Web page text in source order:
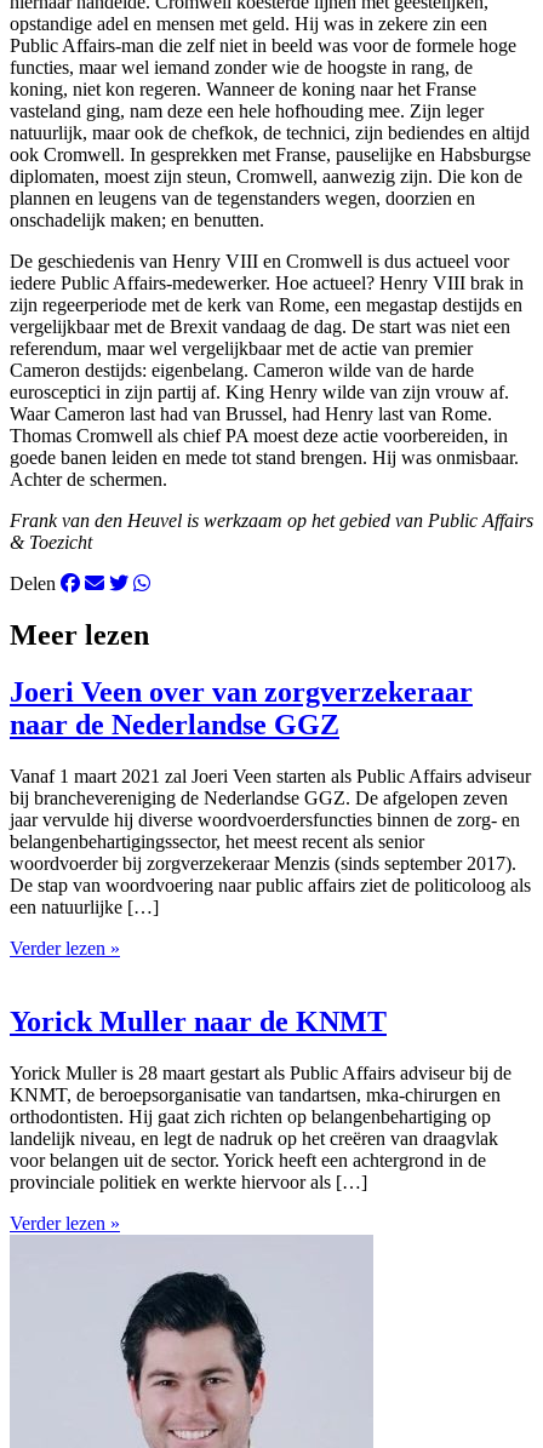
opstandige adel en mensen met geld. Hij was in zekere zin een
Public Affairs-man die zelf niet in beeld was voor de formele hoge
functies, maar wel iemand zonder wie de hoogste in rang, de
koning, niet kon regeren. Wanneer de koning naar het Franse
vasteland ging, nam deze een hele hofhouding mee. Zijn leger
natuurlijk, maar ook de chefkok, de technici, zijn bediendes en altijd
ook Cromwell. In gesprekken met Franse, pauselijke en Habsburgse
diplomaten, moest zijn steun, Cromwell, aanwezig zijn. Die kon de
plannen en leugens van de tegenstanders wegen, doorzien en
onschadelijk maken; en benutten.
De geschiedenis van Henry VIII en Cromwell is dus actueel voor
iedere Public Affairs-medewerker. Hoe actueel? Henry VIII brak in
zijn regeerperiode met de kerk van Rome, een megastap destijds en
vergelijkbaar met de Brexit vandaag de dag. De start was niet een
referendum, maar wel vergelijkbaar met de actie van premier
Cameron destijds: eigenbelang. Cameron wilde van de harde
eurosceptici in zijn partij af. King Henry wilde van zijn vrouw af.
Waar Cameron last had van Brussel, had Henry last van Rome.
Thomas Cromwell als chief PA moest deze actie voorbereiden, in
goede banen leiden en mede tot stand brengen. Hij was onmisbaar.
Achter de schermen.
Frank van den Heuvel is werkzaam op het gebied van Public Affairs
& Toezicht
Delen
Meer lezen
Joeri Veen over van zorgverzekeraar
naar de Nederlandse GGZ
Vanaf 1 maart 2021 zal Joeri Veen starten als Public Affairs adviseur
bij branchevereniging de Nederlandse GGZ. De afgelopen zeven
jaar vervulde hij diverse woordvoerdersfuncties binnen de zorg- en
belangenbehartigingssector, het meest recent als senior
woordvoerder bij zorgverzekeraar Menzis (sinds september 2017).
De stap van woordvoering naar public affairs ziet de politicoloog als
een natuurlijke […]
Verder lezen »
Yorick Muller naar de KNMT
Yorick Muller is 28 maart gestart als Public Affairs adviseur bij de
KNMT, de beroepsorganisatie van tandartsen, mka-chirurgen en
orthodontisten. Hij gaat zich richten op belangenbehartiging op
landelijk niveau, en legt de nadruk op het creëren van draagvlak
voor belangen uit de sector. Yorick heeft een achtergrond in de
provinciale politiek en werkte hiervoor als […]
Verder lezen »